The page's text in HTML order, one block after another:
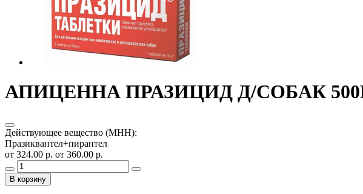
АПИЦЕННА ПРАЗИЦИД Д/СОБАК
Действующее вещество (МНН):
Празиквантел+пирантел
от 324.00 р. от 360.00 р.
В корзину